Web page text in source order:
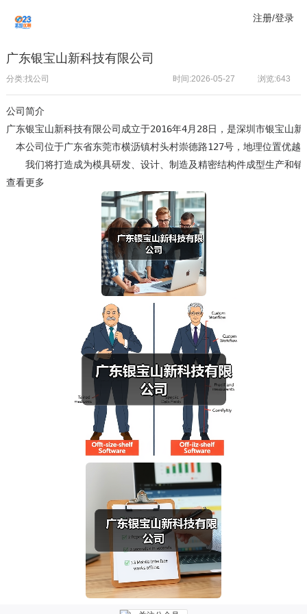
注册/登录
广东银宝山新科技有限公司
分类:找公司 浏览:643
时间:2026-05-27
公司简介
广东银宝山新科技有限公司成立于2016年4月28日，是深圳市银宝山
本公司位于广东省东莞市横沥镇村头村崇德路127号，地理位置优
查看更多